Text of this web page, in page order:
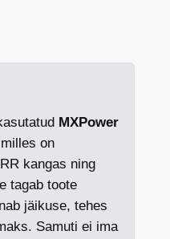
MXPower
on
kangas ning
tagab toote
jäikuse, tehes
Samuti ei ima